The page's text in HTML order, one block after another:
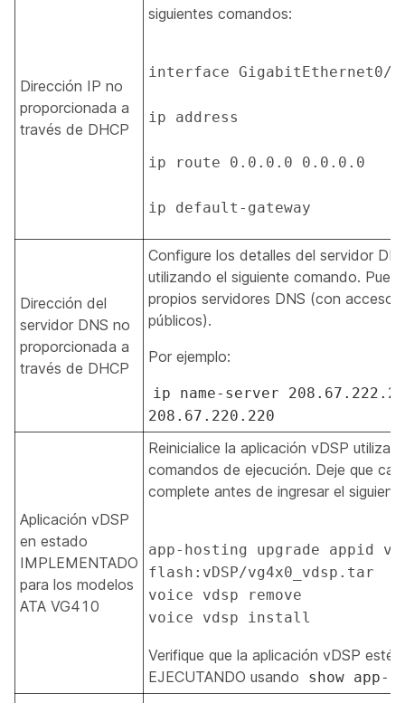
Dirección IP no
proporcionada a
través de DHCP
siguientes comandos:
interface GigabitEthernet0/
ip address
ip route 0.0.0.0 0.0.0.0
ip default-gateway
Dirección del
servidor DNS no
proporcionada a
través de DHCP
Configure los detalles del servidor
utilizando el siguiente comando.
propios servidores DNS (con acceso
públicos).
Por ejemplo:
ip name-server
208.67.220.220
Aplicación vDSP
en estado
IMPLEMENTADO
para los modelos
ATA VG410
Reinicialice la aplicación vDSP
comandos de ejecución. Deje que
complete antes de ingresar el
app-hosting upgrade appid
flash:vDSP/vg4x0_vdsp.tar
voice vdsp remove
voice vdsp install
Verifique que la aplicación vDSP esté
EJECUTANDO usando
show